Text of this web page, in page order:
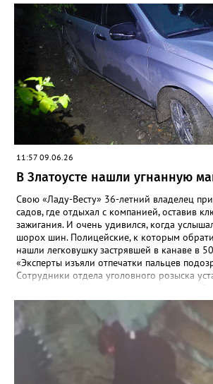
было четверо. Кроме неосторожности при
чаще всего причинами пожаров в
неисправные электропроводка и печи. Из-
загоралось уже 38 раз, в таких ЧП
Причинами ещё 5 пожаров стали поджоги.
11:57 09.06.26
В Златоусте нашли угнанную
Свою «Ладу-Весту» 36-летний владелец
садов, где отдыхал с компанией, оставив
зажигания. И очень удивился, когда
шорох шин. Полицейские, к которым
нашли легковушку застрявшей в канаве в
«Эксперты изъяли отпечатки пальцев
Сотрудники отдела уголовного розыска
рождения. Ранее он состоял на учёте в
несовершеннолетних за акты вандализма.
подозреваемый был задержан», - рассказали
ОМВД. Молодой человек стал фигурантом
статье об угоне, а правоохранители
не оставлять машины надолго без
открытыми дверьми и ключами в замке.